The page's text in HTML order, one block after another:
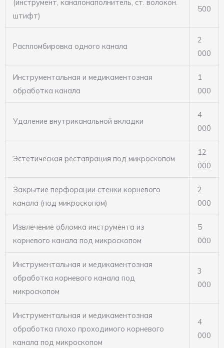
(инструмент, каналонаполнитель, ст. волокон.
штифт)
500
Распломбировка одного канала
2
000
Инструментальная и медикаментозная
обработка канала
1
000
Удаление внутриканальной вкладки
4
000
Эстетическая реставрация под микроскопом
12
000
Закрытие перфорации стенки корневого
канала (под микроскопом)
2
000
Извлечение обломка инструмента из
корневого канала под микроскопом
5
000
Инструментальная и медикаментозная
обработка корневого канала под
микроскопом
3
000
Инструментальная и медикаментозная
обработка плохо проходимого корневого
канала под микроскопом
4
000